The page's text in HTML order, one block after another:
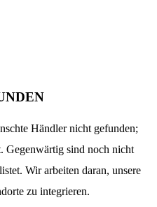
Händler nicht gefunden;
Gegenwärtig sind noch nicht
Wir arbeiten daran, unsere
zu integrieren.